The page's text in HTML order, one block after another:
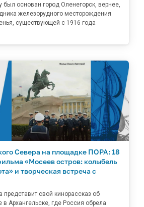
был основан город Оленегорск, вернее,
железорудного месторождения
существующей с 1916 года
Севера на площадке ПОРА: 18
«Мосеев остров: колыбель
и творческая встреча с
представит свой кинорассказ об
в Архангельске, где Россия обрела